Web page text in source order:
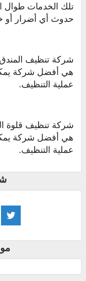
تلك الخدمات طوال
حدوث أي أضرار أو
شركة تنظيف المندق
هي أفضل شركة
عملية التنظيف.
شركة تنظيف قلوة
هي أفضل شركة
عملية التنظيف.